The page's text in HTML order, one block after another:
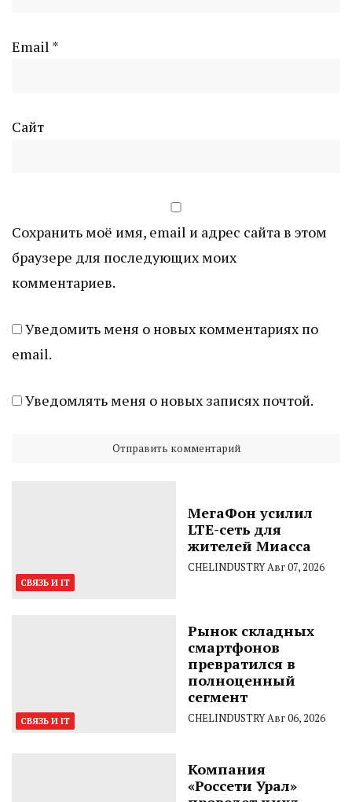
Email *
Сайт
Сохранить моё имя, email и адрес сайта в этом
браузере для последующих моих
комментариев.
Уведомить меня о новых комментариях по
email.
Уведомлять меня о новых записях почтой.
СВЯЗЬ И IT
МегаФон усилил
LTE-сеть для
жителей Миасса
CHELINDUSTRYАвг 07, 2026
СВЯЗЬ И IT
Рынок складных
смартфонов
превратился в
полноценный
сегмент
CHELINDUSTRYАвг 06, 2026
Компания
«Россети Урал»